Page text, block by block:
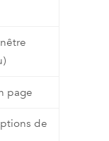
page
de